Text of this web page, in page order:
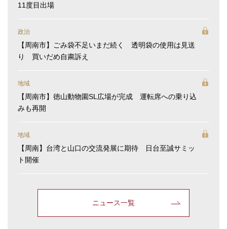
11度目出場
政治
【周南市】ごみ袋不足いまだ続く 透明袋の使用は見送
り 買いだめ自粛訴え
地域
【周南市】徳山動物園SL広場が完成 運転席への乗り込
みも再開
地域
【周南】台湾と山口の交流発展に期待 日台至誠サミッ
ト開催
ニュース一覧